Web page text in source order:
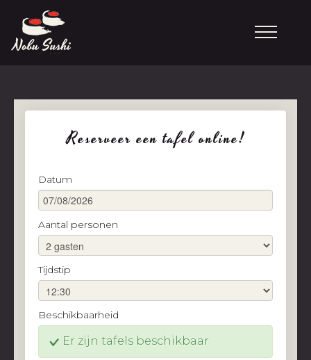
Reserveer een tafel online!
Datum
Aantal personen
Tijdstip
Beschikbaarheid
Er zijn tafels beschikbaar